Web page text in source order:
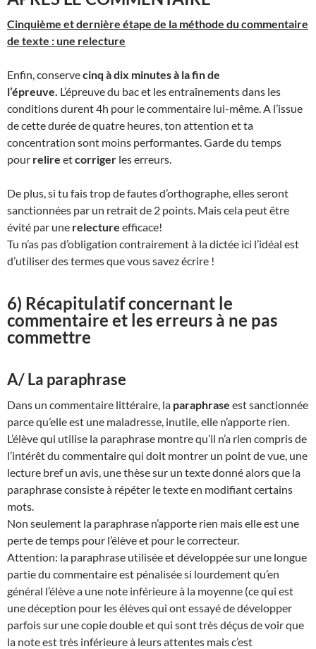
Cinquième et dernière étape de la méthode du commentaire
de texte : une relecture
Enfin, conservecinq à dix minutes à la fin de
l’épreuve. L’épreuve du bac et les entraînements dans les
conditions durent 4h pour le commentaire lui-même. A l’issue
de cette durée de quatre heures, ton attention et ta
concentration sont moins performantes. Garde du temps
pour relire etcorriger les erreurs.
De plus, si tu fais trop de fautes d’orthographe, elles seront
sanctionnées par un retrait de 2 points. Mais cela peut être
évité par une relecture efficace!
Tu n’as pas d’obligation contrairement à la dictée ici l’idéal est
d’utiliser des termes que vous savez écrire !
6) Récapitulatif concernant le
commentaire et les erreurs à ne pas
commettre
A/ La paraphrase
Dans un commentaire littéraire, la paraphrase est sanctionnée
parce qu’elle est une maladresse, inutile, elle n’apporte rien.
L’élève qui utilise la paraphrase montre qu’il n’a rien compris de
l’intérêt du commentaire qui doit montrer un point de vue, une
lecture bref un avis, une thèse sur un texte donné alors que la
paraphrase consiste à répéter le texte en modifiant certains
mots.
Non seulement la paraphrase n’apporte rien mais elle est une
perte de temps pour l’élève et pour le correcteur.
Attention: la paraphrase utilisée et développée sur une longue
partie du commentaire est pénalisée si lourdement qu’en
général l’élève a une note inférieure à la moyenne (ce qui est
une déception pour les élèves qui ont essayé de développer
parfois sur une copie double et qui sont très déçus de voir que
la note est très inférieure à leurs attentes mais c’est